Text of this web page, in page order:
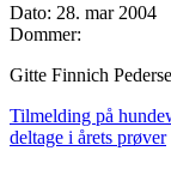
Dato: 28. mar 2004
Dommer:
Gitte Finnich
Tilmelding på
deltage i årets prøver